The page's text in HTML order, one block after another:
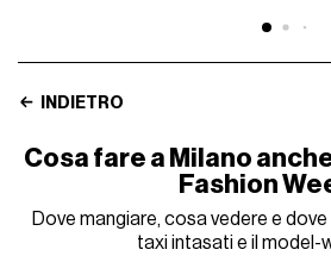
INDIETRO
Cosa fare a Milano
Fashion
Dove mangiare, cosa vedere e dove
taxi intasati e il model-